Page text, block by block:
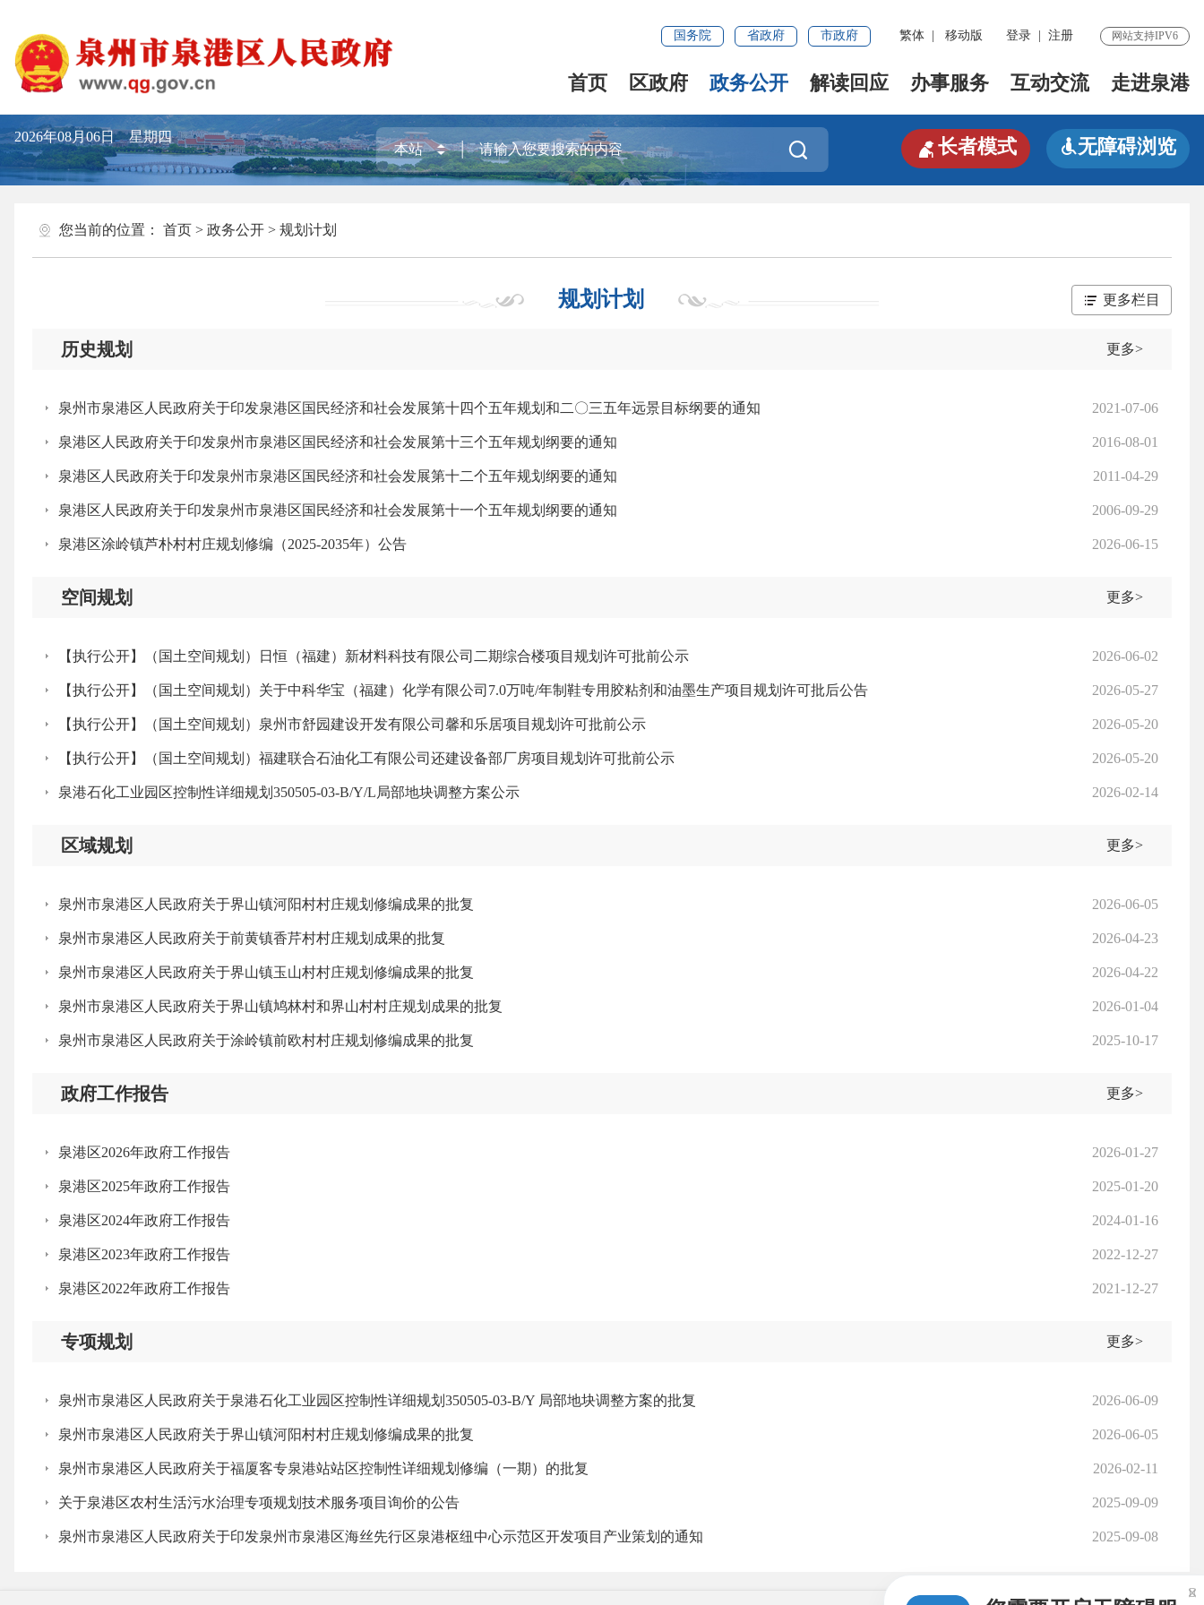
国务院 省政府 市政府 繁体 移动版 登录 注册 网站支持IPV6
首页 区政府 政务公开 解读回应 办事服务 互动交流 走进泉港
2026年08月06日 星期四
 长者模式 无障碍浏览
您当前的位置： 首页 > 政务公开 > 规划计划
规划计划 更多栏目
历史规划 更多>
2021-07-06
泉州市泉港区人民政府关于印发泉港区国民经济和社会发展第十四个五年规划和二〇三五年远景目标纲要的通知
2016-08-01
泉港区人民政府关于印发泉州市泉港区国民经济和社会发展第十三个五年规划纲要的通知
2011-04-29
泉港区人民政府关于印发泉州市泉港区国民经济和社会发展第十二个五年规划纲要的通知
2006-09-29
泉港区人民政府关于印发泉州市泉港区国民经济和社会发展第十一个五年规划纲要的通知
2026-06-15
泉港区涂岭镇芦朴村村庄规划修编（2025-2035年）公告
空间规划 更多>
2026-06-02
【执行公开】（国土空间规划）日恒（福建）新材料科技有限公司二期综合楼项目规划许可批前公示
2026-05-27
【执行公开】（国土空间规划）关于中科华宝（福建）化学有限公司7.0万吨/年制鞋专用胶粘剂和油墨生产项目规划许可批后公告
2026-05-20
【执行公开】（国土空间规划）泉州市舒园建设开发有限公司馨和乐居项目规划许可批前公示
2026-05-20
【执行公开】（国土空间规划）福建联合石油化工有限公司还建设备部厂房项目规划许可批前公示
2026-02-14
泉港石化工业园区控制性详细规划350505-03-B/Y/L局部地块调整方案公示
区域规划 更多>
2026-06-05
泉州市泉港区人民政府关于界山镇河阳村村庄规划修编成果的批复
2026-04-23
泉州市泉港区人民政府关于前黄镇香芹村村庄规划成果的批复
2026-04-22
泉州市泉港区人民政府关于界山镇玉山村村庄规划修编成果的批复
2026-01-04
泉州市泉港区人民政府关于界山镇鸠林村和界山村村庄规划成果的批复
2025-10-17
泉州市泉港区人民政府关于涂岭镇前欧村村庄规划修编成果的批复
政府工作报告 更多>
2026-01-27
泉港区2026年政府工作报告
2025-01-20
泉港区2025年政府工作报告
2024-01-16
泉港区2024年政府工作报告
2022-12-27
泉港区2023年政府工作报告
2021-12-27
泉港区2022年政府工作报告
专项规划 更多>
2026-06-09
泉州市泉港区人民政府关于泉港石化工业园区控制性详细规划350505-03-B/Y 局部地块调整方案的批复
2026-06-05
泉州市泉港区人民政府关于界山镇河阳村村庄规划修编成果的批复
2026-02-11
泉州市泉港区人民政府关于福厦客专泉港站站区控制性详细规划修编（一期）的批复
2025-09-09
关于泉港区农村生活污水治理专项规划技术服务项目询价的公告
2025-09-08
泉州市泉港区人民政府关于印发泉州市泉港区海丝先行区泉港枢纽中心示范区开发项目产业策划的通知
